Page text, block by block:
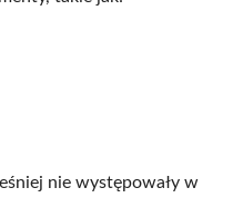
nie występowały w